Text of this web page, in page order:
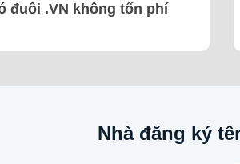
đuôi .VN không tốn phí
Nhà đăng ký